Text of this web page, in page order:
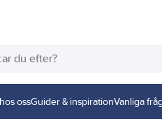
ossGuider & inspirationVanliga